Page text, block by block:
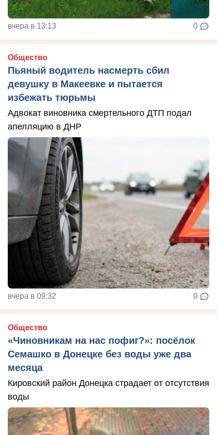
вчера в 13:13 0
Общество
Пьяный водитель насмерть сбил
девушку в Макеевке и пытается
избежать тюрьмы
Адвокат виновника смертельного ДТП подал
апелляцию в ДНР
вчера в 09:32 0
Общество
«Чиновникам на нас пофиг?»: посёлок
Семашко в Донецке без воды уже два
месяца
Кировский район Донецка страдает от отсутствия
воды